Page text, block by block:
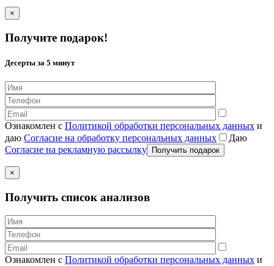
×
Получите подарок!
Десерты за 5 минут
Ознакомлен с Политикой обработки персональных данных и
даю Согласие на обработку персональных данных
Даю
Согласие на рекламную рассылку
×
Получить список анализов
Ознакомлен с Политикой обработки персональных данных и